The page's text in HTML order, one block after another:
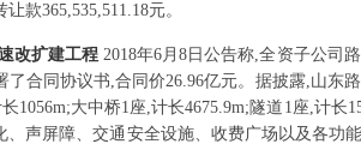
款365,535,511.18元。
改扩建工程 2018年6月8日公告称,全资子公司
了合同协议书,合同价26.96亿元。据披露,山东
1056m;大中桥1座,计长4675.9m;隧道1座,计
、声屏障、交通安全设施、收费广场以及各功